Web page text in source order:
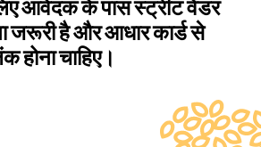
आवेदक के पास स्ट्रीट वेंडर
जरूरी है और आधार कार्ड से
होना चाहिए।